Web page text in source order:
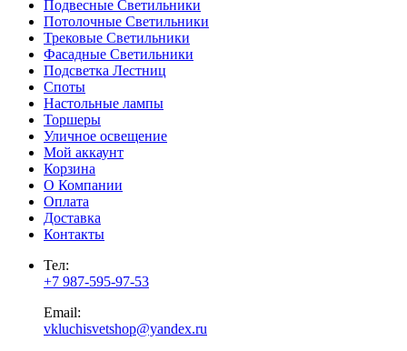
Подвесные Светильники
Потолочные Светильники
Трековые Светильники
Фасадные Светильники
Подсветка Лестниц
Споты
Настольные лампы
Торшеры
Уличное освещение
Мой аккаунт
Корзина
О Компании
Оплата
Доставка
Контакты
Тел:
+7 987-595-97-53
Email:
vkluchisvetshop@yandex.ru